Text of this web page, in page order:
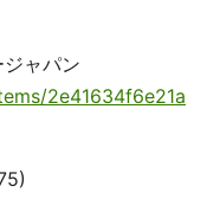
ジャパン
2e41634f6e21a